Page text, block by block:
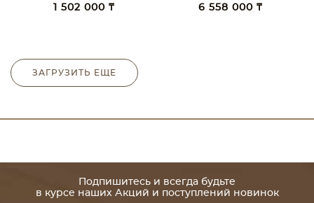
1 502 000 ₸
6 558 000 ₸
ЗАГРУЗИТЬ ЕЩЕ
Подпишитесь и всегда будьте
в курсе наших Акций и поступлений новинок